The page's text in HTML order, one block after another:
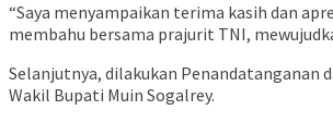
“Saya menyampaikan terima kasih dan
membahu bersama prajurit TNI,
Selanjutnya, dilakukan Penandatanganan
Wakil Bupati Muin Sogalrey.